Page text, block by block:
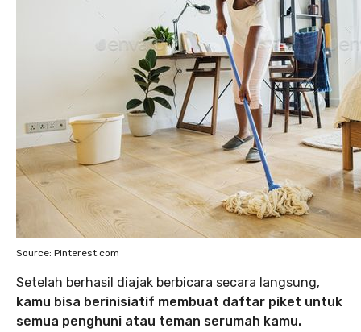
Source: Pinterest.com
Setelah berhasil diajak berbicara secara langsung,
kamu bisa berinisiatif membuat daftar piket untuk
semua penghuni atau teman serumah kamu.